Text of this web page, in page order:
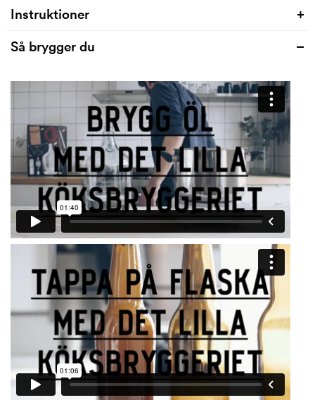
Instruktioner +
Varje recept är unikt och det är viktigt att följa
just detta recept hittar du här!
Så brygger du –